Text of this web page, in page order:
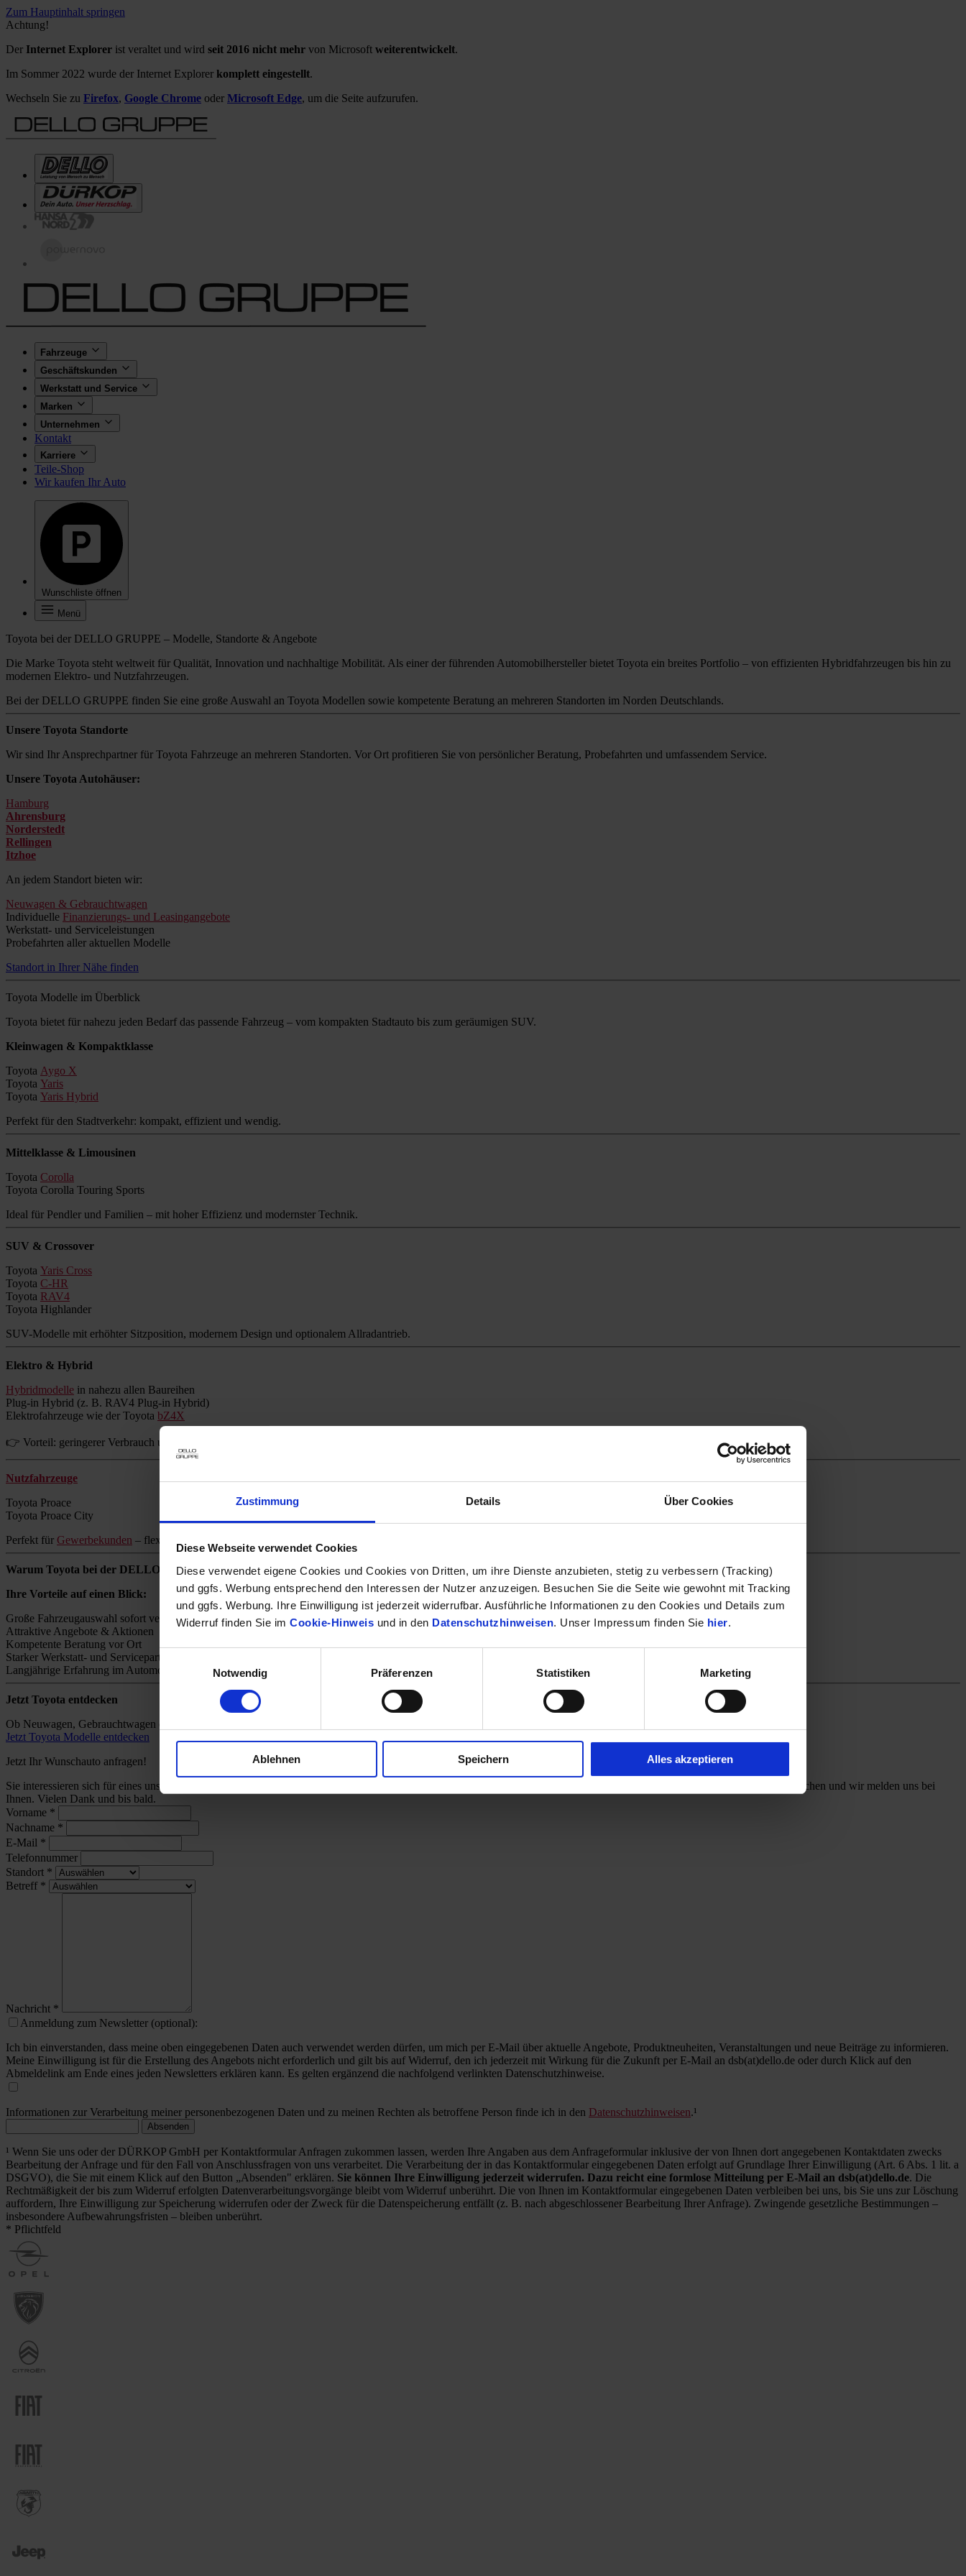
Zustimmung Details Über Cookies
Diese Webseite verwendet Cookies
Diese verwendet eigene Cookies und Cookies von Dritten, um ihre Dienste anzubieten, stetig zu verbessern (Tracking)
und ggfs. Werbung entsprechend den Interessen der Nutzer anzuzeigen. Besuchen Sie die Seite wie gewohnt mit Tracking
und ggfs. Werbung. Ihre Einwilligung ist jederzeit widerrufbar. Ausführliche Informationen zu den Cookies und Details zum
Widerruf finden Sie im Cookie-Hinweis und in den Datenschutzhinweisen. Unser Impressum finden Sie hier.
Einwilligungsauswahl
Notwendig
Präferenzen Statistiken Marketing
Ablehnen Speichern Alles akzeptieren
Zum Hauptinhalt springen
Achtung!
Der Internet Explorer ist veraltet und wird seit 2016 nicht mehr von Microsoft weiterentwickelt.
Im Sommer 2022 wurde der Internet Explorer komplett eingestellt.
Wechseln Sie zu Firefox, Google Chrome oder Microsoft Edge, um die Seite aufzurufen.
Fahrzeuge
Geschäftskunden
Werkstatt und Service
Marken
Unternehmen
Kontakt
Karriere
Teile-Shop
Wir kaufen Ihr Auto
Wunschliste öffnen
Menü
Toyota bei der DELLO GRUPPE – Modelle, Standorte & Angebote
Die Marke Toyota steht weltweit für Qualität, Innovation und nachhaltige Mobilität. Als einer der führenden Automobilhersteller bietet Toyota ein breites Portfolio – von effizienten Hybridfahrzeugen bis hin zu
modernen Elektro- und Nutzfahrzeugen.
Bei der DELLO GRUPPE finden Sie eine große Auswahl an Toyota Modellen sowie kompetente Beratung an mehreren Standorten im Norden Deutschlands.
Unsere Toyota Standorte
Wir sind Ihr Ansprechpartner für Toyota Fahrzeuge an mehreren Standorten. Vor Ort profitieren Sie von persönlicher Beratung, Probefahrten und umfassendem Service.
Unsere Toyota Autohäuser:
Hamburg
Ahrensburg
Norderstedt
Rellingen
Itzhoe
An jedem Standort bieten wir:
Neuwagen & Gebrauchtwagen
Individuelle Finanzierungs- und Leasingangebote
Werkstatt- und Serviceleistungen
Probefahrten aller aktuellen Modelle
Standort in Ihrer Nähe finden
Toyota Modelle im Überblick
Toyota bietet für nahezu jeden Bedarf das passende Fahrzeug – vom kompakten Stadtauto bis zum geräumigen SUV.
Kleinwagen & Kompaktklasse
Toyota Aygo X
Toyota Yaris
Toyota Yaris Hybrid
Perfekt für den Stadtverkehr: kompakt, effizient und wendig.
Mittelklasse & Limousinen
Toyota Corolla
Toyota Corolla Touring Sports
Ideal für Pendler und Familien – mit hoher Effizienz und modernster Technik.
SUV & Crossover
Toyota Yaris Cross
Toyota C-HR
Toyota RAV4
Toyota Highlander
SUV-Modelle mit erhöhter Sitzposition, modernem Design und optionalem Allradantrieb.
Elektro & Hybrid
Hybridmodelle in nahezu allen Baureihen
Plug-in Hybrid (z. B. RAV4 Plug-in Hybrid)
Elektrofahrzeuge wie der Toyota bZ4X
👉 Vorteil: geringerer Verbrauch und reduzierte Emissionen ohne Reichweitenangst.
Nutzfahrzeuge
Toyota Proace
Toyota Proace City
Perfekt für Gewerbekunden – flexibel, zuverlässig und wirtschaftlich.
Warum Toyota bei der DELLO GRUPPE kaufen?
Ihre Vorteile auf einen Blick:
Große Fahrzeugauswahl sofort verfügbar
Attraktive Angebote & Aktionen
Kompetente Beratung vor Ort
Starker Werkstatt- und Servicepartner
Langjährige Erfahrung im Automobilhandel
Jetzt Toyota entdecken
Ob Neuwagen, Gebrauchtwagen oder individuelles Angebot – bei uns finden Sie Ihr passendes Toyota Fahrzeug.
Jetzt Toyota Modelle entdecken
Jetzt Ihr Wunschauto anfragen!
Sie interessieren sich für eines unserer Toyota-Modelle und wünschen eine Kontaktaufnahme? Sehr gerne! Teilen Sie uns einfach im Betreff mit, welchen Kontaktweg Sie wünschen und wir melden uns bei
Ihnen. Vielen Dank und bis bald.
Vorname *
Nachname *
E-Mail *
Telefonnummer
Standort *
Betreff *
Nachricht *
Anmeldung zum Newsletter (optional):
Ich bin einverstanden, dass meine oben eingegebenen Daten auch verwendet werden dürfen, um mich per E-Mail über aktuelle Angebote, Produktneuheiten, Veranstaltungen und neue Beiträge zu informieren.
Meine Einwilligung ist für die Erstellung des Angebots nicht erforderlich und gilt bis auf Widerruf, den ich jederzeit mit Wirkung für die Zukunft per E-Mail an dsb(at)dello.de oder durch Klick auf den
Abmeldelink am Ende eines jeden Newsletters erklären kann. Es gelten ergänzend die nachfolgend verlinkten Datenschutzhinweise.
Informationen zur Verarbeitung meiner personenbezogenen Daten und zu meinen Rechten als betroffene Person finde ich in den Datenschutzhinweisen.¹
Absenden
¹ Wenn Sie uns oder der DÜRKOP GmbH per Kontaktformular Anfragen zukommen lassen, werden Ihre Angaben aus dem Anfrageformular inklusive der von Ihnen dort angegebenen Kontaktdaten zwecks
Bearbeitung der Anfrage und für den Fall von Anschlussfragen von uns verarbeitet. Die Verarbeitung der in das Kontaktformular eingegebenen Daten erfolgt auf Grundlage Ihrer Einwilligung (Art. 6 Abs. 1 lit. a
DSGVO), die Sie mit einem Klick auf den Button „Absenden" erklären. Sie können Ihre Einwilligung jederzeit widerrufen. Dazu reicht eine formlose Mitteilung per E-Mail an dsb(at)dello.de. Die
Rechtmäßigkeit der bis zum Widerruf erfolgten Datenverarbeitungsvorgänge bleibt vom Widerruf unberührt. Die von Ihnen im Kontaktformular eingegebenen Daten verbleiben bei uns, bis Sie uns zur Löschung
auffordern, Ihre Einwilligung zur Speicherung widerrufen oder der Zweck für die Datenspeicherung entfällt (z. B. nach abgeschlossener Bearbeitung Ihrer Anfrage). Zwingende gesetzliche Bestimmungen –
insbesondere Aufbewahrungsfristen – bleiben unberührt.
* Pflichtfeld